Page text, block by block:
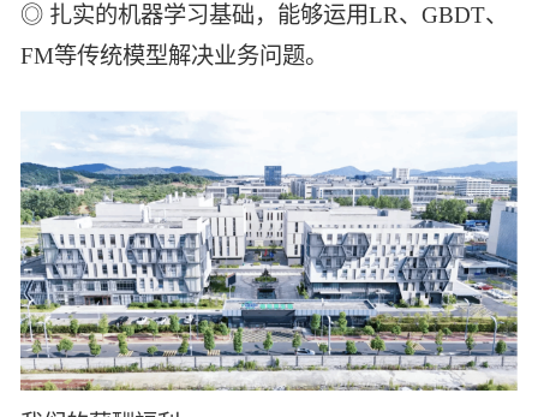
◎ 扎实的机器学习基础，能够运用LR、GBDT、
FM等传统模型解决业务问题。